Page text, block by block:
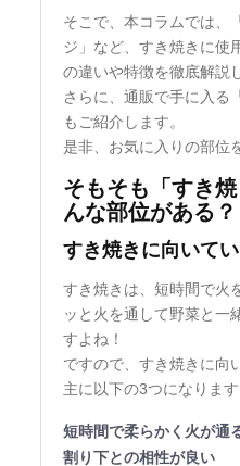
そこで、本コラムでは、
ジ」など、すき焼きに使
の違いや特徴を徹底解説
さらに、通販で手に入る
もご紹介します。
是非、お気に入りの部位
そもそも「すき
んな部位がある？
すき焼きに向いて
すき焼きは、短時間で火
ッと火を通して野菜と一
すよね！
ですので、すき焼きに向
主に以下の3つになります
短時間で柔らかく火が通
割り下との相性が良い